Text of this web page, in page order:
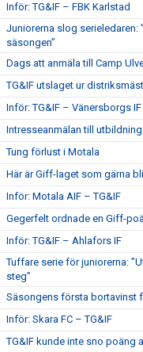
Inför: TG&IF – FBK Karlstad
Juniorerna slog serieledaren:
säsongen”
Dags att anmäla till Camp
TG&IF utslaget ur
Inför: TG&IF – Vänersborgs
Intresseanmälan till
Tung förlust i Motala
Här är Giff-laget som gärna
Inför: Motala AIF – TG&IF
Gegerfelt ordnade en Giff-
Inför: TG&IF – Ahlafors IF
Tuffare serie för juniorerna:
steg”
Säsongens första bortavinst
Inför: Skara FC – TG&IF
TG&IF kunde inte sno poäng